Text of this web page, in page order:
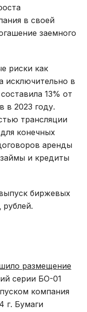
в своей
заемного
риски как
исключительно в
13% от
в 2023 году.
трансляции
конечных
аренды
и кредиты
биржевых
размещение
серии БО-01
компания
г. Бумаги